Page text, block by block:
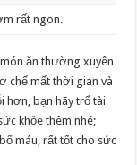
rất ngon.
ăn thường xuyên
chế mất thời gian và
hơn, bạn hãy trổ tài
khỏe thêm nhé;
máu, rất tốt cho sức